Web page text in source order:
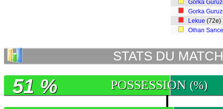
Gorka
Gorka
Lekue
Oihan
STATS DU MATCH
POSSESSION (%)
51 %